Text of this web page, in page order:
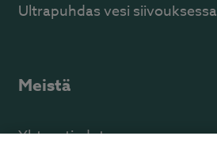
Ultrapuhdas vesi siivouksessa
Meistä
Yhteystiedot